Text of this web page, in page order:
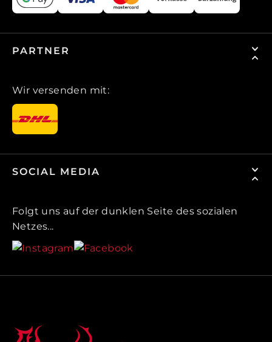
PARTNER
Wir versenden mit:
SOCIAL MEDIA
Folgt uns auf der dunklen Seite des sozialen
Netzes...